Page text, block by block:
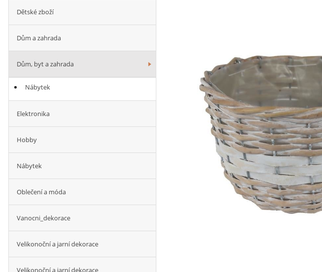
Dětské zboží
Dům a zahrada
Dům, byt a zahrada
Nábytek
Elektronika
Hobby
Nábytek
Oblečení a móda
Vanocni_dekorace
Velikonoční a jarní dekorace
Velikonoční a jarní dekorace